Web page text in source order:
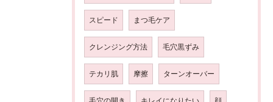
スピード まつ毛ケア
クレンジング方法 毛穴黒ずみ
テカリ肌 摩擦 ターンオーバー